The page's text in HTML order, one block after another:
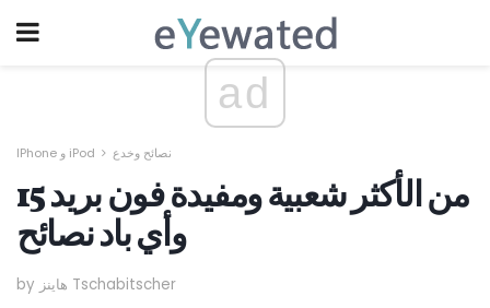
ad
IPhone و iPod نصائح وخدع
15 من الأكثر شعبية ومفيدة فون بريد
وأي باد نصائح
by هاينز Tschabitscher